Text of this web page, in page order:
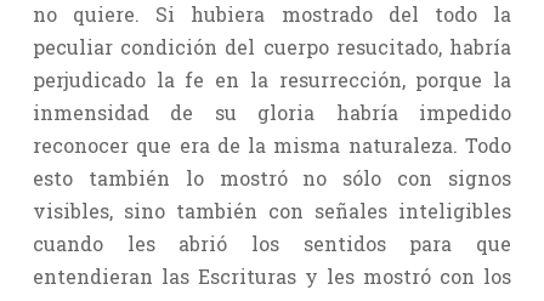
no quiere. Si hubiera mostrado del todo la
peculiar condición del cuerpo resucitado, habría
perjudicado la fe en la resurrección, porque la
inmensidad de su gloria habría impedido
reconocer que era de la misma naturaleza. Todo
esto también lo mostró no sólo con signos
visibles, sino también con señales inteligibles
cuando les abrió los sentidos para que
entendieran las Escrituras y les mostró con los